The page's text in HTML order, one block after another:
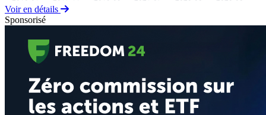
Voir en détails
Sponsorisé